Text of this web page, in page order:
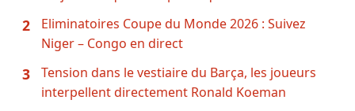
2
Eliminatoires Coupe du Monde 2026 : Suivez
Niger – Congo en direct
3
Tension dans le vestiaire du Barça, les joueurs
interpellent directement Ronald Koeman